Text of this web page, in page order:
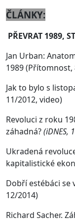
ČLÁNKY:
PŘEVRAT 1989,
Jan Urban:
1989 (Přítomnost,
Jak to bylo s
11/2012, video)
Revoluci z roku
záhadná?(iDNES,
Ukradená
kapitalistické
Dobří estébáci se
12/2014)
Richard Sacher.